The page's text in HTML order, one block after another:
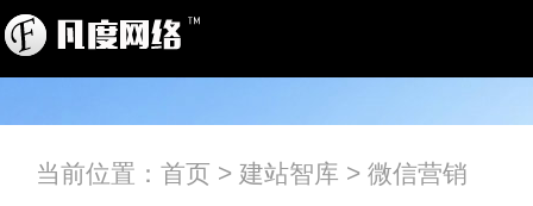
当前位置： 首页 > 建站智库 > 微信营销